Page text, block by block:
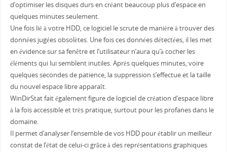
d’optimiser les disques durs en créant beaucoup plus d’espace en
quelques minutes seulement.
Une fois lié à votre HDD, ce logiciel le scrute de manière à trouver des
données jugées obsolètes. Une fois ces données détectées, il les met
en évidence sur sa fenêtre et l’utilisateur n’aura qu’à cocher les
éléments qui lui semblent inutiles. Après quelques minutes, voire
quelques secondes de patience, la suppression s’effectue et la taille
du nouvel espace libre apparaît.
WinDirStat fait également figure de logiciel de création d’espace libre
à la fois accessible et très pratique, surtout pour les profanes dans le
domaine.
Il permet d’analyser l’ensemble de vos HDD pour établir un meilleur
constat de l’état de celui-ci grâce à des représentations graphiques